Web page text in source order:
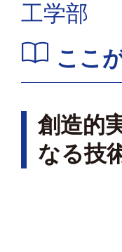
工学部
ここ
創造的
なる技